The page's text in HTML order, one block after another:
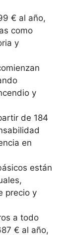
€ al año,
como
y
y
de 184
en
están
precio y
a todo
€ al año,